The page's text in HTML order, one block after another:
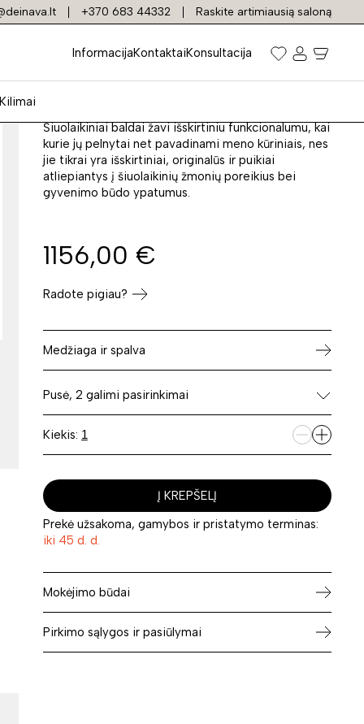
+370 683 44332 Raskite artimiausią saloną
InformacijaKontaktaiKonsultacija
Kilimai
Kampas LEO
Šiuolaikiniai baldai žavi išskirtiniu funkcionalumu, kai
kurie jų pelnytai net pavadinami meno kūriniais, nes
jie tikrai yra išskirtiniai, originalūs ir puikiai
atliepiantys į šiuolaikinių žmonių poreikius bei
gyvenimo būdo ypatumus.
1156,00 €
Radote pigiau?
Medžiaga ir spalva
Pusė, 2 galimi pasirinkimai
Kiekis:
Į KREPŠELĮ
Prekė užsakoma, gamybos ir pristatymo terminas:
iki 45 d. d.
Mokėjimo būdai
Pirkimo sąlygos ir pasiūlymai